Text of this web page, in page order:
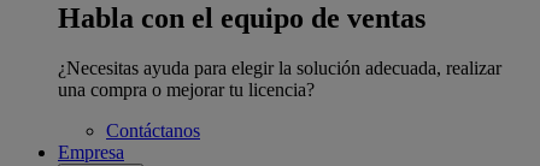
Habla con el equipo de ventas
¿Necesitas ayuda para elegir la solución adecuada, realizar
una compra o mejorar tu licencia?
Contáctanos
Empresa